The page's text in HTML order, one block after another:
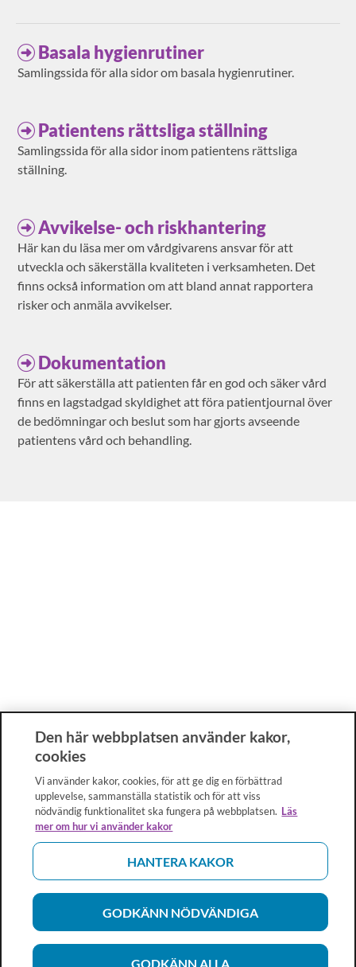
Basala hygienrutiner
Samlingssida för alla sidor om basala hygienrutiner.
Patientens rättsliga ställning
Samlingssida för alla sidor inom patientens rättsliga
ställning.
Avvikelse- och riskhantering
Här kan du läsa mer om vårdgivarens ansvar för att
utveckla och säkerställa kvaliteten i verksamheten. Det
finns också information om att bland annat rapportera
risker och anmäla avvikelser.
Dokumentation
För att säkerställa att patienten får en god och säker vård
finns en lagstadgad skyldighet att föra patientjournal över
de bedömningar och beslut som har gjorts avseende
patientens vård och behandling.
Den här webbplatsen använder kakor,
cookies
Vi använder kakor, cookies, för att ge dig en förbättrad
upplevelse, sammanställa statistik och för att viss
nödvändig funktionalitet ska fungera på webbplatsen. Läs
mer om hur vi använder kakor
HANTERA KAKOR
GODKÄNN NÖDVÄNDIGA
GODKÄNN ALLA